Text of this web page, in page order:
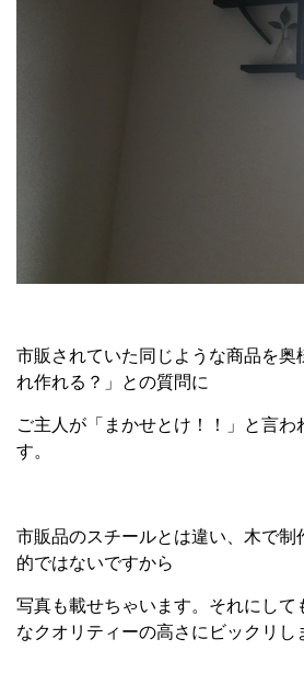
市販されていた同じような商品を奥
れ作れる？」との質問に
ご主人が「まかせとけ！！」と言
す。
市販品のスチールとは違い、木で制
的ではないですから
写真も載せちゃいます。それにして
なクオリティーの高さにビックリし